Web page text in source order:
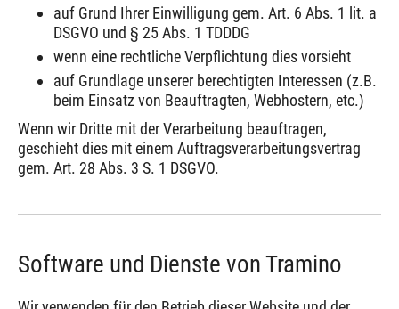
auf Grund Ihrer Einwilligung gem. Art. 6 Abs. 1 lit. a
DSGVO und § 25 Abs. 1 TDDDG
wenn eine rechtliche Verpflichtung dies vorsieht
auf Grundlage unserer berechtigten Interessen (z.B.
beim Einsatz von Beauftragten, Webhostern, etc.)
Wenn wir Dritte mit der Verarbeitung beauftragen,
geschieht dies mit einem Auftragsverarbeitungsvertrag
gem. Art. 28 Abs. 3 S. 1 DSGVO.
Software und Dienste von Tramino